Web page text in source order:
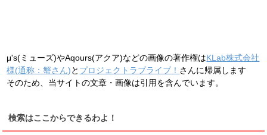
μ's(ミューズ)やAqours(アクア)などの画像の著作権はKLab株式会社
様(通称：蟹さん)と プロジェクトラブライブ！ さんに帰属します
そのため、当サイトの文章・画像は引用を含んでいます。
検索はここからできるわよ！